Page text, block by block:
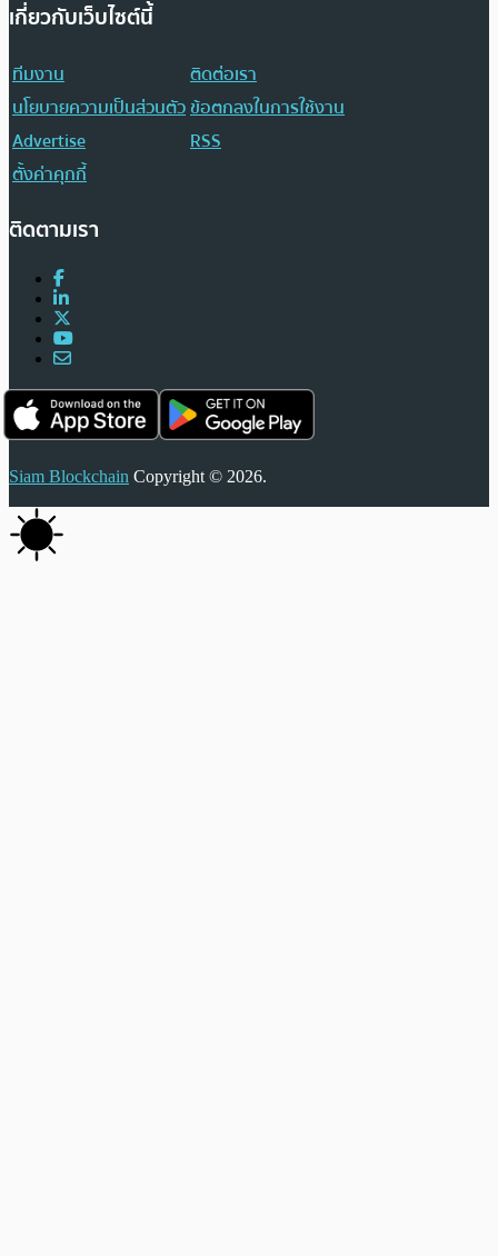
เกี่ยวกับเว็บไซต์นี้
ทีมงาน
ติดต่อเรา
นโยบายความเป็นส่วนตัวข้อตกลงในการใช้งาน
Advertise
RSS
ตั้งค่าคุกกี้
ติดตามเรา
Siam Blockchain Copyright © 2026.